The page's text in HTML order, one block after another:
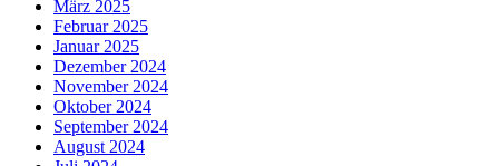
März 2025
Februar 2025
Januar 2025
Dezember 2024
November 2024
Oktober 2024
September 2024
August 2024